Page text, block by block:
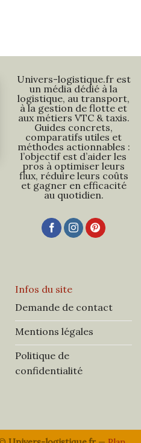
Univers-logistique.fr est
un média dédié à la
logistique, au transport,
à la gestion de flotte et
aux métiers VTC & taxis.
Guides concrets,
comparatifs utiles et
méthodes actionnables :
l’objectif est d’aider les
pros à optimiser leurs
flux, réduire leurs coûts
et gagner en efficacité
au quotidien.
Infos du site
Demande de contact
Mentions légales
Politique de
confidentialité